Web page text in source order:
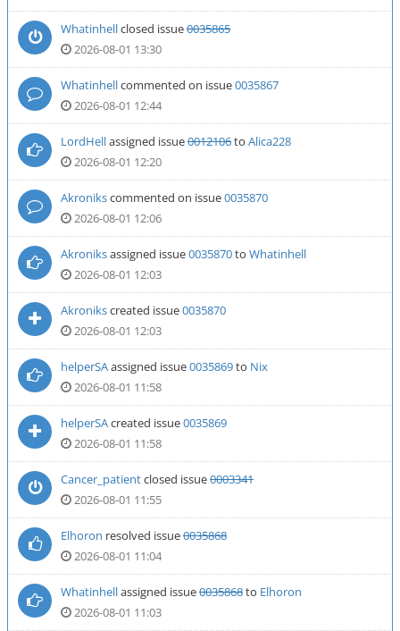
Whatinhellclosed issue0035865
2026-08-01 13:30
Whatinhellcommented on issue0035867
2026-08-01 12:44
LordHellassigned issue0012106to Alica228
2026-08-01 12:20
Akronikscommented on issue0035870
2026-08-01 12:06
Akroniksassigned issue0035870to Whatinhell
2026-08-01 12:03
Akronikscreated issue0035870
2026-08-01 12:03
helperSAassigned issue0035869to Nix
2026-08-01 11:58
helperSAcreated issue0035869
2026-08-01 11:58
Cancer_patientclosed issue0003341
2026-08-01 11:55
Elhoron resolved issue0035868
2026-08-01 11:04
Whatinhellassigned issue0035868to Elhoron
2026-08-01 11:03